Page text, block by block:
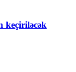
keçiriləcək